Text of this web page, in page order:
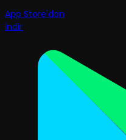
App Store'dan
İndir